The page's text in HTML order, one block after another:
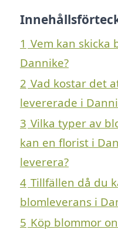
1 Vem kan skicka
Dannike?
2 Vad kostar det
levererade i
3 Vilka typer av
kan en florist i
leverera?
4 Tillfällen då du
blomleverans i
5 Köp blommor